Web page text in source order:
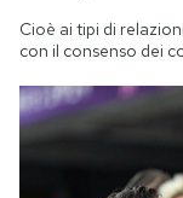
Cioè ai tipi di
con il consenso dei